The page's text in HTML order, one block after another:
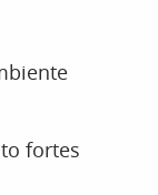
fortes